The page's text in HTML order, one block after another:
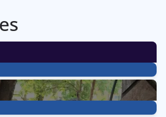
1Post